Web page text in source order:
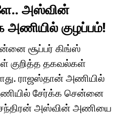
அஸ்வின்
அணியில் குழப்பம்!
சூப்பர் கிங்ஸ்
குறித்த தகவல்கள்
ராஜஸ்தான் அணியில்
சேர்க்க சென்னை
அஸ்வின் அணியை